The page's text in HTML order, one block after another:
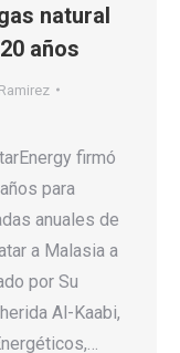
natural
años
firmó
para
anuales de
a Malasia a
por Su
Al-Kaabi,